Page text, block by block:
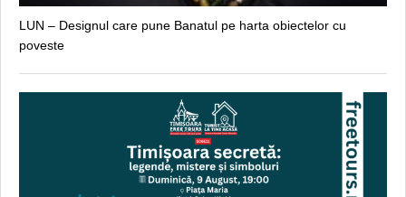
LUN – Designul care pune Banatul pe harta obiectelor cu
poveste